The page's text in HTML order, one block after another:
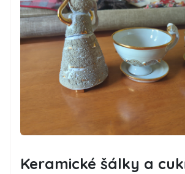
Keramické šálky a